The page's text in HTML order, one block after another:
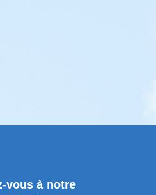
vous à notre